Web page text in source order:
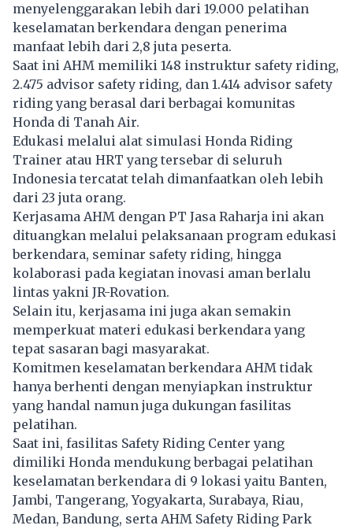
menyelenggarakan lebih dari 19.000 pelatihan
keselamatan berkendara dengan penerima
manfaat lebih dari 2,8 juta peserta.
Saat ini AHM memiliki 148 instruktur safety riding,
2.475 advisor safety riding, dan 1.414 advisor safety
riding yang berasal dari berbagai komunitas
Honda di Tanah Air.
Edukasi melalui alat simulasi Honda Riding
Trainer atau HRT yang tersebar di seluruh
Indonesia tercatat telah dimanfaatkan oleh lebih
dari 23 juta orang.
Kerjasama AHM dengan PT Jasa Raharja ini akan
dituangkan melalui pelaksanaan program edukasi
berkendara, seminar safety riding, hingga
kolaborasi pada kegiatan inovasi aman berlalu
lintas yakni JR-Rovation.
Selain itu, kerjasama ini juga akan semakin
memperkuat materi edukasi berkendara yang
tepat sasaran bagi masyarakat.
Komitmen keselamatan berkendara AHM tidak
hanya berhenti dengan menyiapkan instruktur
yang handal namun juga dukungan fasilitas
pelatihan.
Saat ini, fasilitas Safety Riding Center yang
dimiliki Honda mendukung berbagai pelatihan
keselamatan berkendara di 9 lokasi yaitu Banten,
Jambi, Tangerang, Yogyakarta, Surabaya, Riau,
Medan, Bandung, serta AHM Safety Riding Park